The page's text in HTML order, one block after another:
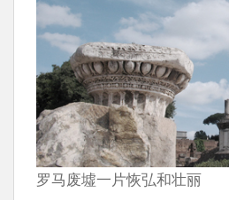
罗马废墟一片恢弘和壮丽